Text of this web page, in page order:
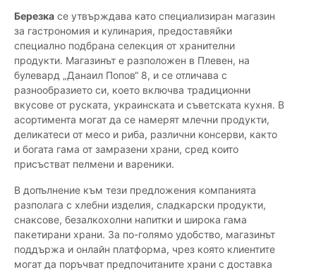
Березка се утвърждава като специализиран магазин
за гастрономия и кулинария, предоставяйки
специално подбрана селекция от хранителни
продукти. Магазинът е разположен в Плевен, на
булевард „Данаил Попов“ 8, и се отличава с
разнообразието си, което включва традиционни
вкусове от руската, украинската и съветската кухня. В
асортимента могат да се намерят млечни продукти,
деликатеси от месо и риба, различни консерви, както
и богата гама от замразени храни, сред които
присъстват пелмени и вареники.
В допълнение към тези предложения компанията
разполага с хлебни изделия, сладкарски продукти,
снаксове, безалкохолни напитки и широка гама
пакетирани храни. За по-голямо удобство, магазинът
поддържа и онлайн платформа, чрез която клиентите
могат да поръчват предпочитаните храни с доставка